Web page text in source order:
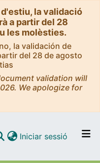
la validació
a partir del 28
les molèsties.
la validación de
del 28 de agosto
validation will
We apologize for
Iniciar sessió (current)